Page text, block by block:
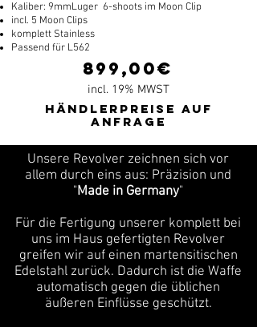
Kaliber: 9mmLuger 6-shoots im Moon Clip
incl. 5 Moon Clips
komplett Stainless
Passend für L562
899,00€
incl. 19% MWST
Händlerpreise auf
anfrage
Unsere Revolver zeichnen sich vor
allem durch eins aus: Präzision und
"Made in Germany"
Für die Fertigung unserer komplett bei
uns im Haus gefertigten Revolver
greifen wir auf einen martensitischen
Edelstahl zurück. Dadurch ist die Waffe
automatisch gegen die üblichen
äußeren Einflüsse geschützt.